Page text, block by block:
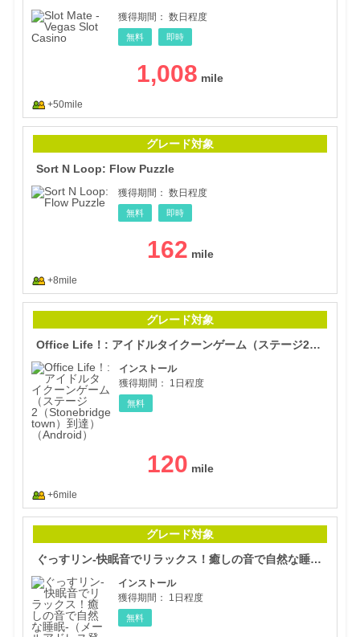
獲得期間： 数日程度
無料 即時
1,008
+50mile
グレード対象
Sort N Loop: Flow Puzzle
獲得期間： 数日程度
無料 即時
162
+8mile
グレード対象
Office Life！: アイドルタイクーンゲーム（ステージ2（Stonebridge town）到達）（Android）
インストール
獲得期間：
1日程度
無料
120
+6mile
グレード対象
ぐっすリン-快眠音でリラックス！癒しの音で自然な睡眠-（メールアドレス登録完了）（Android）
インストール
獲得期間：
1日程度
無料